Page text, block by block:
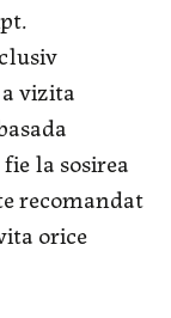
vizita
la sosirea
recomandat
orice